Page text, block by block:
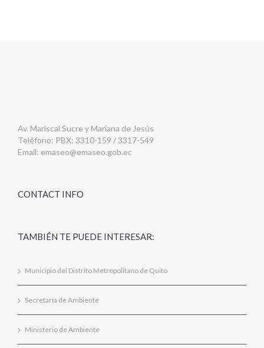
Av. Mariscal Sucre y Mariana de Jesús
Teléfono: PBX: 3310-159 / 3317-549
Email: emaseo@emaseo.gob.ec
CONTACT INFO
TAMBIÉN TE PUEDE INTERESAR:
Municipio del Distrito Metropolitano de Quito
Secretaría de Ambiente
Ministerio de Ambiente